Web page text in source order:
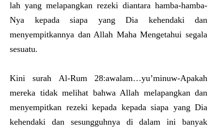
lah yang melapangkan rezeki diantara hamba-hamba-
Nya kepada siapa yang Dia kehendaki dan
menyempitkannya dan Allah Maha Mengetahui segala
sesuatu.
Kini surah Al-Rum 28:awalam…yu’minuw-Apakah
mereka tidak melihat bahwa Allah melapangkan dan
menyempitkan rezeki kepada kepada siapa yang Dia
kehendaki dan sesungguhnya di dalam ini banyak